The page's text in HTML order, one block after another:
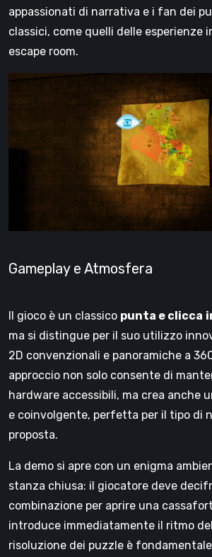
appassionati di narrativa e i fan dei
classici, come quelli delle esperienze
escape room.
Gameplay e Atmosfera
Il gioco è un classico punta e clicca
ma si distingue per il suo utilizzo
2D convenzionali e panoramiche a
approccio non solo consente di
hardware accessibili, ma crea anche
e coinvolgente, perfetta per il tipo di
proposta.
La demo si apre con un enigma
stanza chiusa: il giocatore deve
combinazione per aprire una
introduce immediatamente il ritmo
risoluzione dei puzzle è